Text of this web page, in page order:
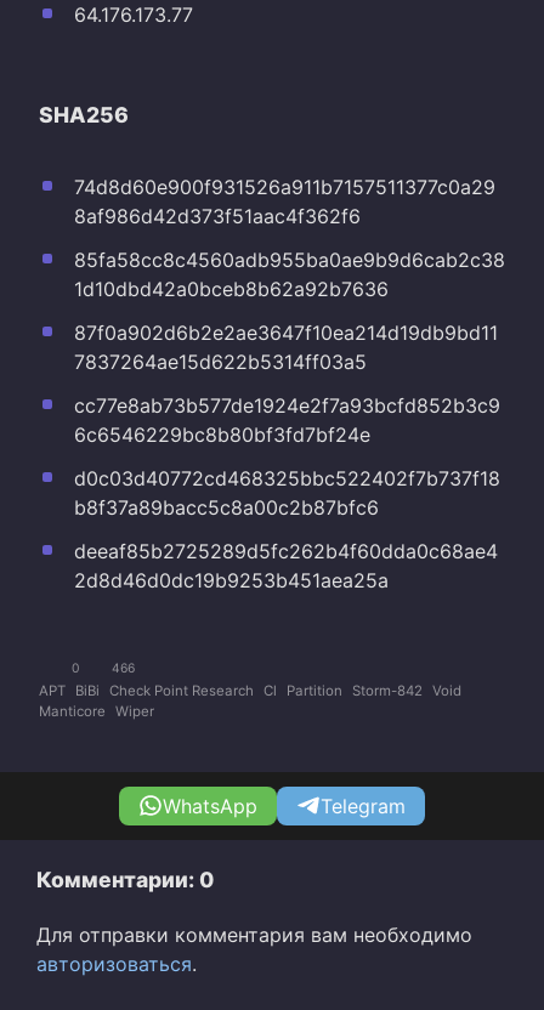
64.176.173.77
SHA256
74d8d60e900f931526a911b7157511377c0a29
8af986d42d373f51aac4f362f6
85fa58cc8c4560adb955ba0ae9b9d6cab2c38
1d10dbd42a0bceb8b62a92b7636
87f0a902d6b2e2ae3647f10ea214d19db9bd11
7837264ae15d622b5314ff03a5
cc77e8ab73b577de1924e2f7a93bcfd852b3c9
6c6546229bc8b80bf3fd7bf24e
d0c03d40772cd468325bbc522402f7b737f18
b8f37a89bacc5c8a00c2b87bfc6
deeaf85b2725289d5fc262b4f60dda0c68ae4
2d8d46d0dc19b9253b451aea25a
0 466
APT BiBi Check Point Research Cl Partition Storm-842
Void
Manticore
Wiper
WhatsApp Telegram
Комментарии: 0
Для отправки комментария вам необходимо
авторизоваться.